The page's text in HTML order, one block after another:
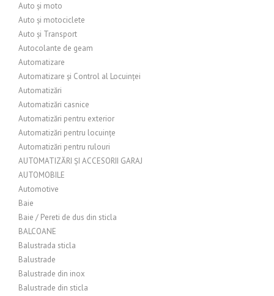
Auto și moto
Auto și motociclete
Auto și Transport
Autocolante de geam
Automatizare
Automatizare și Control al Locuinței
Automatizări
Automatizări casnice
Automatizări pentru exterior
Automatizări pentru locuințe
Automatizări pentru rulouri
AUTOMATIZĂRI ȘI ACCESORII GARAJ
AUTOMOBILE
Automotive
Baie
Baie / Pereti de dus din sticla
BALCOANE
Balustrada sticla
Balustrade
Balustrade din inox
Balustrade din sticla